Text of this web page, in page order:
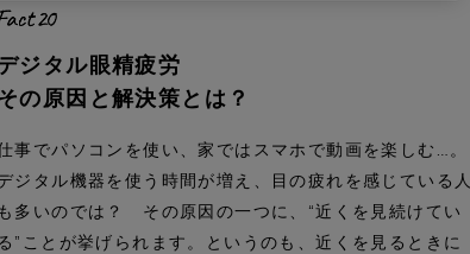
とは
STORES
ジタル眼精疲労
の原因と解決策とは？
事でパソコンを使い、家ではスマホで動画を楽しむ…。
ジタル機器を使う時間が増え、目の疲れを感じている人
も多いのでは？ その原因の一つに、“近くを見続けてい
る”ことが挙げられます。というのも、近くを見るときに